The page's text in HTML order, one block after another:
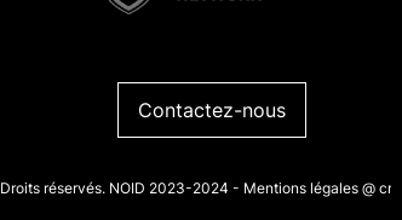
Contactez-nous
Droits réservés. NOID 2023-2024 - Mentions légales@